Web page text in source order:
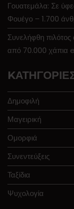
Γουατεμάλα: Σε
Φουέγο – 1.700
Συνελήφθη πιλότος
από 70.000 χάπια
Δημοφιλή
Μαγειρική
Ομορφιά
Συνεντεύξεις
Ταξίδια
Ψυχολογία